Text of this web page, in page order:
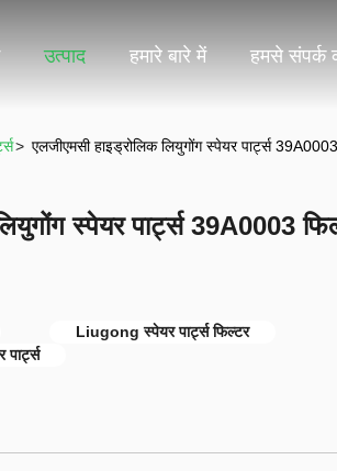
उत्पाद हमारे बारे में हमसे संपर्क
> एलजीएमसी हाइड्रोलिक लियुगोंग स्पेयर पार्ट्स
स्पेयर पार्ट्स 39A0003
Liugong स्पेयर पार्ट्स फिल्टर